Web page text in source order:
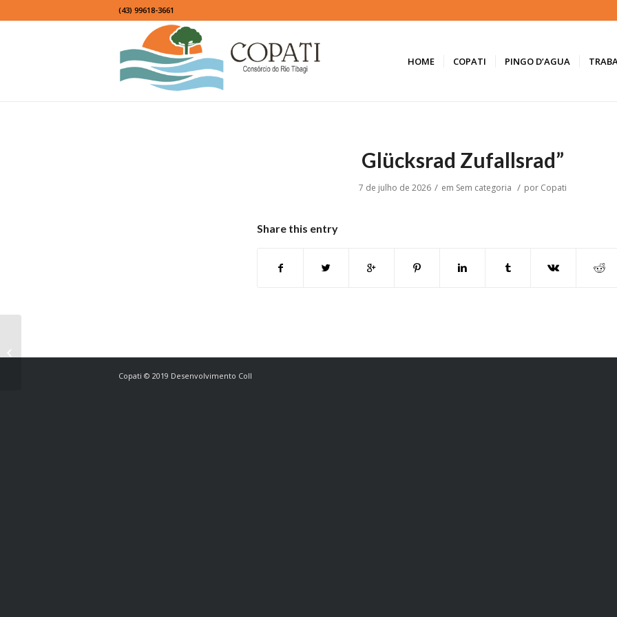
(43) 99618-3661
HOME COPATI PINGO D’AGUA
Glücksrad Zufallsrad”
7 de julho de 2026 / em Sem categoria / por Copati
Share this entry
Copati © 2019 Desenvolvimento Coll